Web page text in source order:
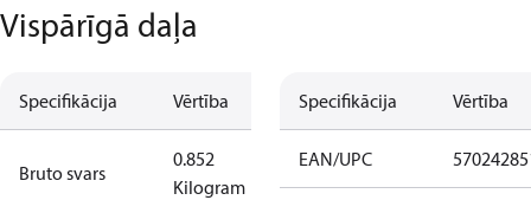
Vispārīgā daļa
Specifikācija Vērtība
Bruto svars
0.852
Kilogram
Specifikācija Vērtība
EAN/UPC